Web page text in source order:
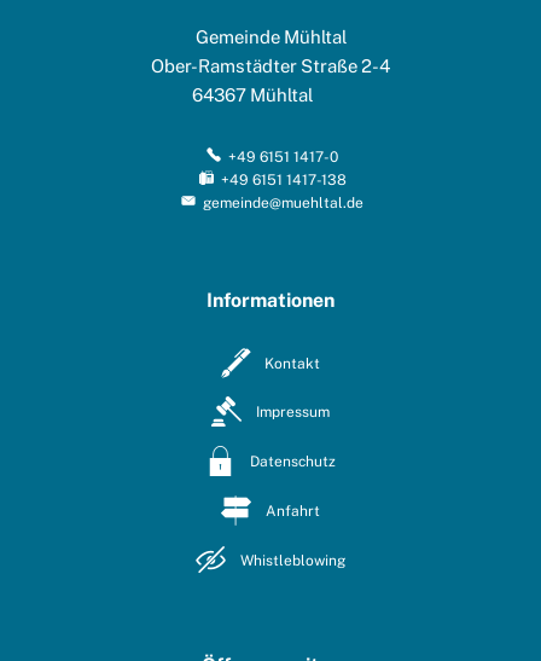
Gemeinde Mühltal
Ober-Ramstädter Straße 2-4
64367 Mühltal
+49 6151 1417-0
+49 6151 1417-138
gemeinde@muehltal.de
Informationen
Kontakt
Impressum
Datenschutz
Anfahrt
Whistleblowing